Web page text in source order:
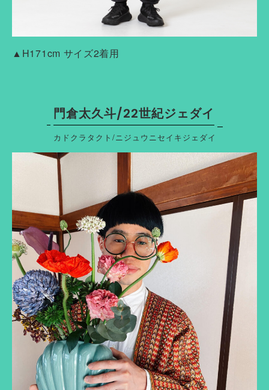
▲H171cm サイズ2着用
門倉太久斗/22世紀ジェダイ
カドクラタクト/ニジュウニセイキジェダイ